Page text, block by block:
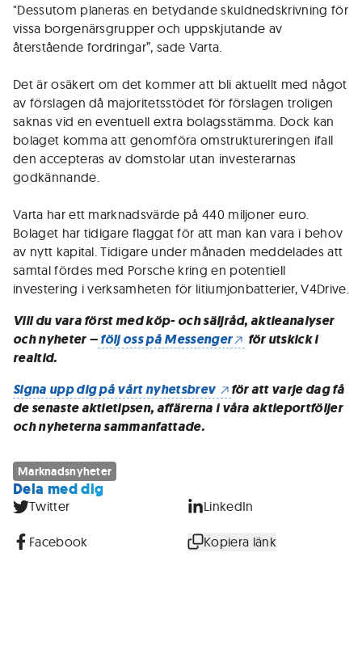
"Dessutom planeras en betydande skuldnedskrivning för
vissa borgenärsgrupper och uppskjutande av
återstående fordringar”, sade Varta.
Det är osäkert om det kommer att bli aktuellt med något
av förslagen då majoritetsstödet för förslagen troligen
saknas vid en eventuell extra bolagsstämma. Dock kan
bolaget komma att genomföra omstruktureringen ifall
den accepteras av domstolar utan investerarnas
godkännande.
Varta har ett marknadsvärde på 440 miljoner euro.
Bolaget har tidigare flaggat för att man kan vara i behov
av nytt kapital. Tidigare under månaden meddelades att
samtal fördes med Porsche kring en potentiell
investering i verksamheten för litiumjonbatterier, V4Drive.
Vill du vara först med köp- och säljråd, aktieanalyser
och nyheter –följ oss på Messenger
för utskick i
realtid.
Signa upp dig på vårt nyhetsbrev
för att varje dag få
de senaste aktietipsen, affärerna i våra aktieportföljer
och nyheterna sammanfattade.
Marknadsnyheter
Dela med dig
Twitter LinkedIn
Facebook Kopiera länk